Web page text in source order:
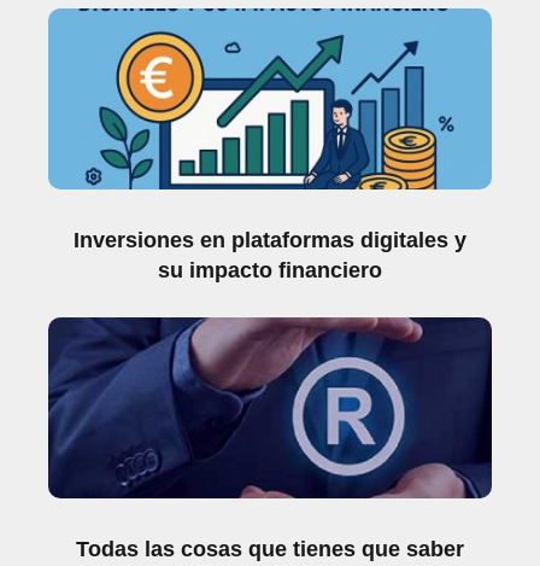
Inversiones en plataformas digitales y
su impacto financiero
Todas las cosas que tienes que saber